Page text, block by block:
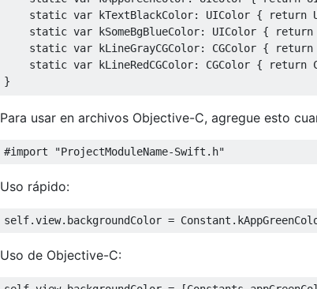
static var kTextBlackColor: UIColor { return
static var kSomeBgBlueColor: UIColor { return
static var kLineGrayCGColor: CGColor { return
static var kLineRedCGColor: CGColor { return
}
private
override init() {}
class
class
class
func appGreenColor () -> UIColor return
func textBlackColor UIColor
class func lineGrayCGColor
Para usar en archivos Objective-C, agregue esto
#import "ProjectModuleName-Swift.h"
Uso rápido:
self.view. backgroundColor = Constant .
Uso de Objective-C: